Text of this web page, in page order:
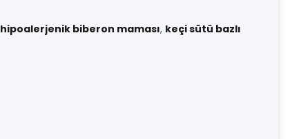
hipoalerjenik biberon maması, keçi sütü bazlı